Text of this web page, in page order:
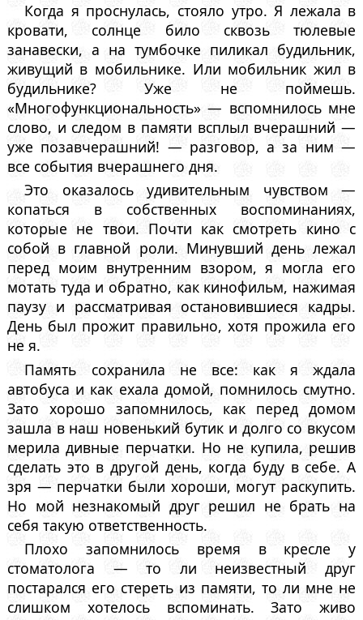
Когда я проснулась, стояло утро. Я лежала в
кровати, солнце било сквозь тюлевые
занавески, а на тумбочке пиликал будильник,
живущий в мобильнике. Или мобильник жил в
будильнике? Уже не поймешь.
«Многофункциональность» — вспомнилось мне
слово, и следом в памяти всплыл вчерашний —
уже позавчерашний! — разговор, а за ним —
все события вчерашнего дня.
Это оказалось удивительным чувством —
копаться в собственных воспоминаниях,
которые не твои. Почти как смотреть кино с
собой в главной роли. Минувший день лежал
перед моим внутренним взором, я могла его
мотать туда и обратно, как кинофильм, нажимая
паузу и рассматривая остановившиеся кадры.
День был прожит правильно, хотя прожила его
не я.
Память сохранила не все: как я ждала
автобуса и как ехала домой, помнилось смутно.
Зато хорошо запомнилось, как перед домом
зашла в наш новенький бутик и долго со вкусом
мерила дивные перчатки. Но не купила, решив
сделать это в другой день, когда буду в себе. А
зря — перчатки были хороши, могут раскупить.
Но мой незнакомый друг решил не брать на
себя такую ответственность.
Плохо запомнилось время в кресле у
стоматолога — то ли неизвестный друг
постарался его стереть из памяти, то ли мне не
слишком хотелось вспоминать. Зато живо